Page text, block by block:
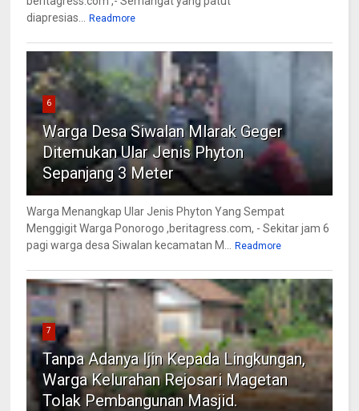
diapresias...
Readmore
6
Warga Desa Siwalan Mlarak Geger
Ditemukan Ular Jenis Phyton
Sepanjang 3 Meter
Warga Menangkap Ular Jenis Phyton Yang Sempat
Menggigit Warga Ponorogo ,beritagress.com, - Sekitar jam 6
pagi warga desa Siwalan kecamatan M...
Readmore
7
Tanpa Adanya Ijin Kepada Lingkungan,
Warga Kelurahan Rejosari Magetan
Tolak Pembangunan Masjid.